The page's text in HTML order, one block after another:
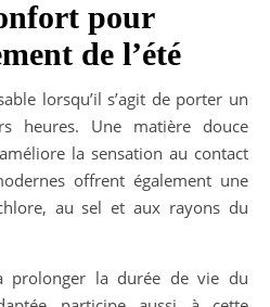
pour
de l’été
lorsqu’il s’agit de porter un
heures. Une matière douce
la sensation au contact
offrent également une
au sel et aux rayons du
prolonger la durée de vie du